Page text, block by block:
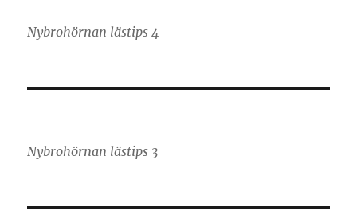
Nybrohörnan lästips 4
Nybrohörnan lästips 3